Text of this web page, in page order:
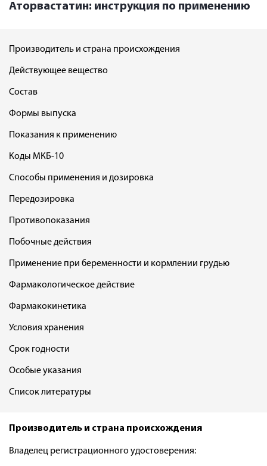
Аторвастатин: инструкция по применению
Производитель и страна происхождения
Действующее вещество
Состав
Формы выпуска
Показания к применению
Коды МКБ-10
Способы применения и дозировка
Передозировка
Противопоказания
Побочные действия
Применение при беременности и кормлении грудью
Фармакологическое действие
Фармакокинетика
Условия хранения
Срок годности
Особые указания
Список литературы
Производитель и страна происхождения
Владелец регистрационного удостоверения: